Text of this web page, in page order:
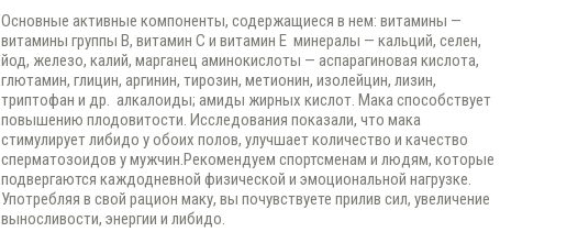
Основные активные компоненты, содержащиеся в нем: витамины —
витамины группы В, витамин С и витамин Е минералы — кальций, селен,
йод, железо, калий, марганец аминокислоты — аспарагиновая кислота,
глютамин, глицин, аргинин, тирозин, метионин, изолейцин, лизин,
триптофан и др. алкалоиды; амиды жирных кислот. Мака способствует
повышению плодовитости. Исследования показали, что мака
стимулирует либидо у обоих полов, улучшает количество и качество
сперматозоидов у мужчин.Рекомендуем спортсменам и людям, которые
подвергаются каждодневной физической и эмоциональной нагрузке.
Употребляя в свой рацион маку, вы почувствуете прилив сил, увеличение
выносливости, энергии и либидо.